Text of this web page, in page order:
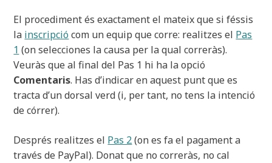
El procediment és exactament el mateix que si féssis
la inscripció com un equip que corre: realitzes el Pas
1 (on selecciones la causa per la qual correràs).
Veuràs que al final del Pas 1 hi ha la opció
Comentaris. Has d’indicar en aquest punt que es
tracta d’un dorsal verd (i, per tant, no tens la intenció
de córrer).
Després realitzes el Pas 2(on es fa el pagament a
través de PayPal). Donat que no correràs, no cal